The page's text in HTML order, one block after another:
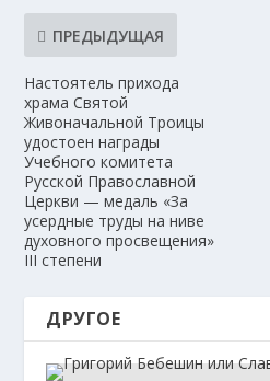
ПРЕДЫДУЩАЯ
Настоятель прихода
храма Святой
Живоначальной Троицы
удостоен награды
Учебного комитета
Русской Православной
Церкви — медаль «За
усердные труды на ниве
духовного просвещения»
III степени
ДРУГОЕ